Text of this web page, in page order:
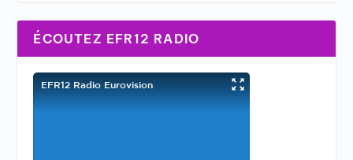
ÉCOUTEZ EFR12 RADIO